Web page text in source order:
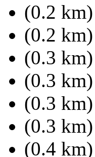
(0.2 km)
(0.2 km)
(0.3 km)
(0.3 km)
(0.3 km)
(0.3 km)
(0.4 km)